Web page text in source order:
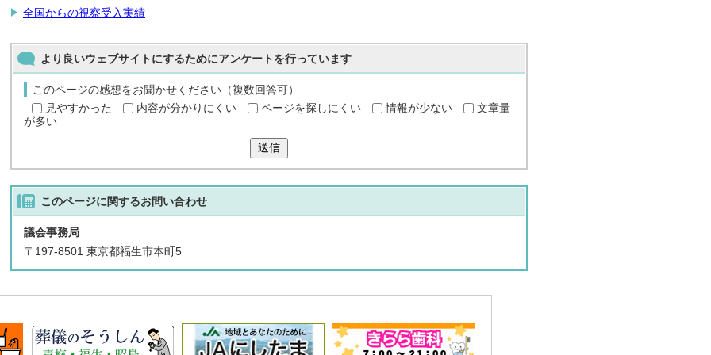
全国からの視察受入実績
より良いウェブサイトにするためにアンケートを行っています
このページの感想をお聞かせください（複数回答可）
見やすかった
内容が分かりにくい ページを探しにくい 情報が少ない
文章量
が多い
送信
このページに関するお問い合わせ
議会事務局
〒197-8501 東京都福生市本町5